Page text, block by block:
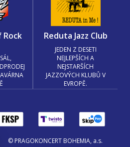
Rock Reduta Jazz Club
JEDEN Z DESETI
NEJLEPŠÍCH A
NEJSTARŠÍCH
JAZZOVÝCH KLUBŮ V
EVROPĚ.
© PRAGOKONCERT BOHEMIA, a.s.